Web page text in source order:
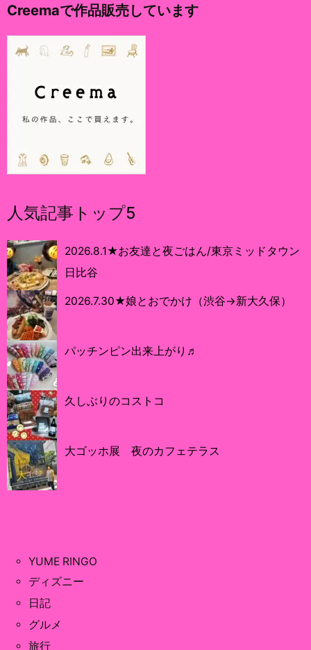
Creemaで作品販売しています
人気記事トップ5
2026.8.1★お友達と夜ごはん/東京ミッドタウン
日比谷
2026.7.30★娘とおでかけ（渋谷→新大久保）
パッチンピン出来上がり♬
久しぶりのコストコ
大ゴッホ展 夜のカフェテラス
YUME RINGO
ディズニー
日記
グルメ
旅行